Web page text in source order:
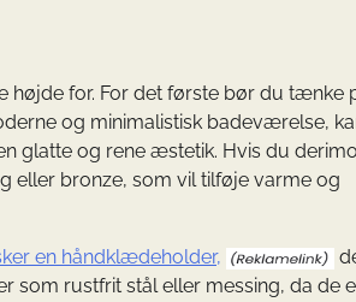
for. For det første bør du tænke
og minimalistisk badeværelse,
glatte og rene æstetik. Hvis du
eller bronze, som vil tilføje varme og
en håndklædeholder,
som rustfrit stål eller messing, da de